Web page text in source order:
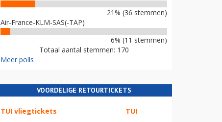
21% (36 stemmen)
Air-France-KLM-SAS(-TAP)
6% (11 stemmen)
Totaal aantal stemmen: 170
Meer polls
VOORDELIGE RETOURTICKETS
TUI vliegtickets TUI